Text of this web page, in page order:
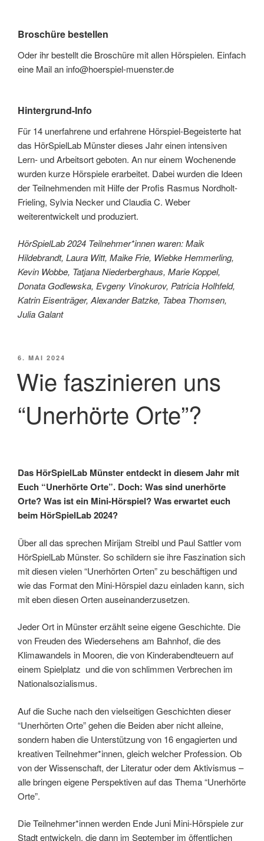
Broschüre bestellen
Oder ihr bestellt die Broschüre mit allen Hörspielen. Einfach
eine Mail an info@hoerspiel-muenster.de
Hintergrund-Info
Für 14 unerfahrene und erfahrene Hörspiel-Begeisterte hat
das HörSpielLab Münster dieses Jahr einen intensiven
Lern- und Arbeitsort geboten. An nur einem Wochenende
wurden kurze Hörspiele erarbeitet. Dabei wurden die Ideen
der Teilnehmenden mit Hilfe der Profis Rasmus Nordholt-
Frieling, Sylvia Necker und Claudia C. Weber
weiterentwickelt und produziert.
HörSpielLab 2024 Teilnehmer*innen waren: Maik
Hildebrandt, Laura Witt, Maike Frie, Wiebke Hemmerling,
Kevin Wobbe, Tatjana Niederberghaus, Marie Koppel,
Donata Godlewska, Evgeny Vinokurov, Patricia Holhfeld,
Katrin Eisenträger, Alexander Batzke, Tabea Thomsen,
Julia Galant
VERÖFFENTLICHT
6. MAI 2024
Wie faszinieren uns
“Unerhörte Orte”?
Das HörSpielLab Münster entdeckt in diesem Jahr mit
Euch “Unerhörte Orte”. Doch: Was sind unerhörte
Orte? Was ist ein Mini-Hörspiel? Was erwartet euch
beim HörSpielLab 2024?
Über all das sprechen Mirijam Streibl und Paul Sattler vom
HörSpielLab Münster. So schildern sie ihre Faszination sich
mit diesen vielen “Unerhörten Orten” zu beschäftigen und
wie das Format den Mini-Hörspiel dazu einladen kann, sich
mit eben diesen Orten auseinanderzusetzen.
Jeder Ort in Münster erzählt seine eigene Geschichte. Die
von Freuden des Wiedersehens am Bahnhof, die des
Klimawandels in Mooren, die von Kinderabendteuern auf
einem Spielplatz und die von schlimmen Verbrechen im
Nationalsozialismus.
Auf die Suche nach den vielseitigen Geschichten dieser
“Unerhörten Orte” gehen die Beiden aber nicht alleine,
sondern haben die Unterstützung von 16 engagierten und
kreativen Teilnehmer*innen, gleich welcher Profession. Ob
von der Wissenschaft, der Literatur oder dem Aktivismus –
alle bringen eigene Perspektiven auf das Thema “Unerhörte
Orte”.
Die Teilnehmer*innen werden Ende Juni Mini-Hörspiele zur
Stadt entwickeln, die dann im September im öffentlichen